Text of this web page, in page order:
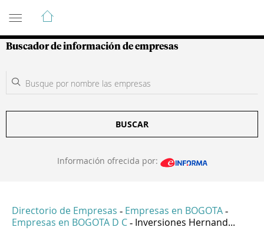
Guía de Empresas Colombianas
Buscador de información de empresas
BUSCAR
Información ofrecida por:
Directorio de Empresas - Empresas en BOGOTA -
Empresas en BOGOTA D C - Inversiones Hernand...